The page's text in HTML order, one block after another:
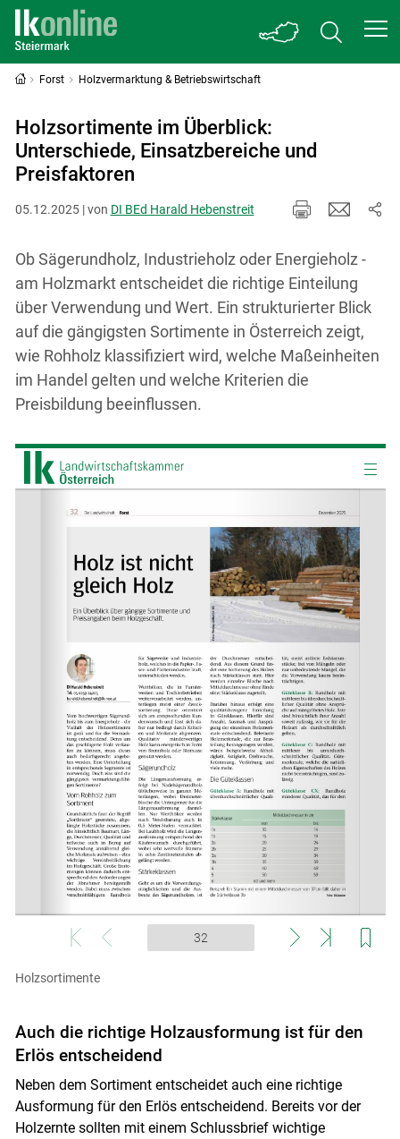
Skip to main content
Forst Holzvermarktung & Betriebswirtschaft
Holzsortimente im Überblick:
Unterschiede, Einsatzbereiche und
Preisfaktoren
05.12.2025 | von DI BEd Harald Hebenstreit
Ob Sägerundholz, Industrieholz oder Energieholz -
am Holzmarkt entscheidet die richtige Einteilung
über Verwendung und Wert. Ein strukturierter Blick
auf die gängigsten Sortimente in Österreich zeigt,
wie Rohholz klassifiziert wird, welche Maßeinheiten
im Handel gelten und welche Kriterien die
Preisbildung beeinflussen.
Holzsortimente
Auch die richtige Holzausformung ist für den
Erlös entscheidend
Neben dem Sortiment entscheidet auch eine richtige
Ausformung für den Erlös entscheidend. Bereits vor der
Holzernte sollten mit einem Schlussbrief wichtige